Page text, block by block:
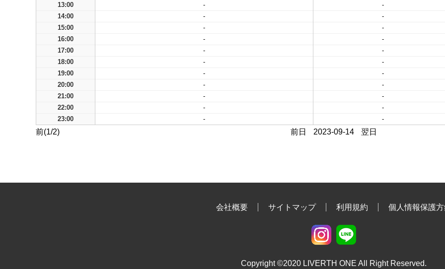
13:00
- -
14:00
- -
15:00
- -
16:00
- -
17:00
- -
18:00
- -
19:00
- -
20:00
- -
21:00
- -
22:00
- -
23:00
- -
前(1/2) 前日 2023-09-14 翌日
会社概要 サイトマップ 利用規約 個人情報保護
Copyright ©2020 LIVERTH ONE All Right Reserved.